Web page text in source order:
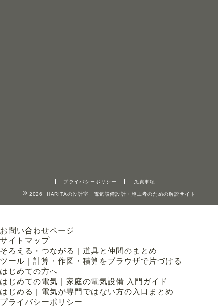
プライバシーポリシー 免責事項
2026 HARITAの設計室｜電気設備設計・施工者のための解説サイト
お問い合わせページ
サイトマップ
そろえる・つながる｜道具と仲間のまとめ
ツール｜計算・作図・積算をブラウザで片づける
はじめての方へ
はじめての電気｜家庭の電気設備 入門ガイド
はじめる｜電気が専門ではない方の入口まとめ
プライバシーポリシー